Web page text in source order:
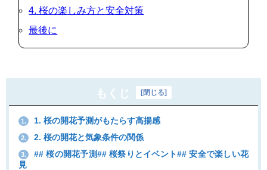
4. 桜の楽しみ方と安全対策
最後に
もくじ [閉じる]
1. 1. 桜の開花予測がもたらす高揚感
2. 2. 桜の開花と気象条件の関係
3.
## 桜の開花予測## 桜祭りとイベント## 安全で楽しい花
見